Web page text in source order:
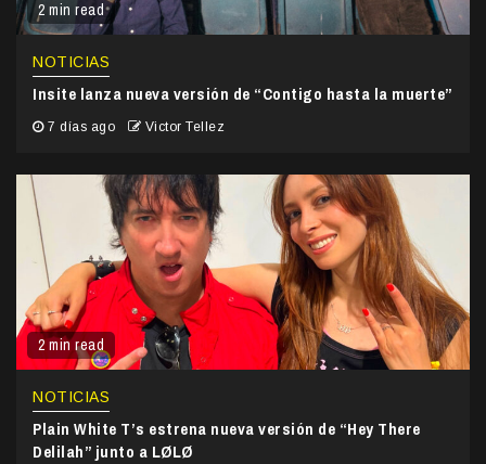
2 min read
NOTICIAS
Insite lanza nueva versión de “Contigo hasta la muerte”
7 días ago Victor Tellez
2 min read
NOTICIAS
Plain White T’s estrena nueva versión de “Hey There
Delilah” junto a LØLØ